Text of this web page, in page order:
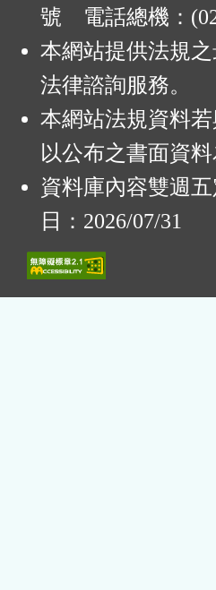
號 電話總機：
本網站提供法規
法律諮詢服務。
本網站法規資料
以公布之書面資料
資料庫內容雙週
日：2026/07/31